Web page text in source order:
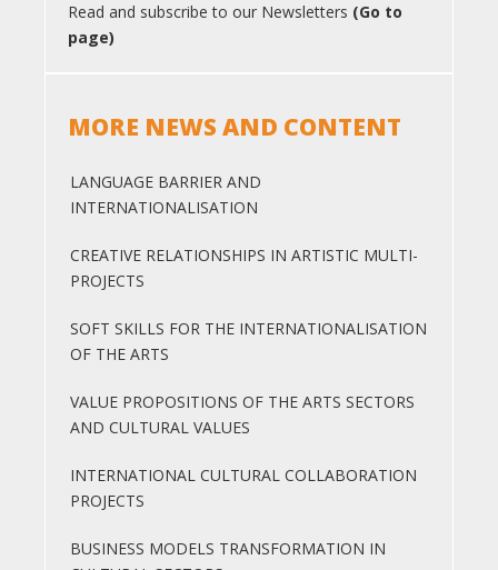
Read and subscribe to our Newsletters (Go to
page)
MORE NEWS AND CONTENT
LANGUAGE BARRIER AND
INTERNATIONALISATION
CREATIVE RELATIONSHIPS IN ARTISTIC MULTI-
PROJECTS
SOFT SKILLS FOR THE INTERNATIONALISATION
OF THE ARTS
VALUE PROPOSITIONS OF THE ARTS SECTORS
AND CULTURAL VALUES
INTERNATIONAL CULTURAL COLLABORATION
PROJECTS
BUSINESS MODELS TRANSFORMATION IN